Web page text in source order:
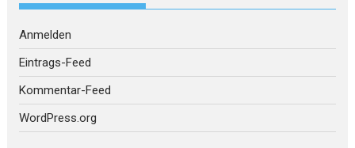
Anmelden
Eintrags-Feed
Kommentar-Feed
WordPress.org